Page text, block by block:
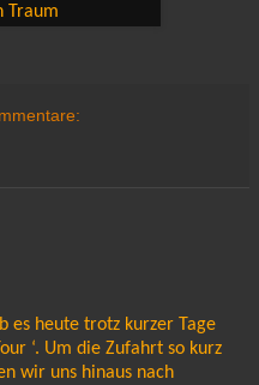
Traum
es heute trotz kurzer Tage
‘. Um die Zufahrt so kurz
wir uns hinaus nach